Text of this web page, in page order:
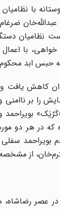
با
عبدالله‌خان
خویش داشتند، در
با
حبس ابد
کاهش یافت
را بر
بویراحمد و
پیش از آغاز قیام
از
عصر